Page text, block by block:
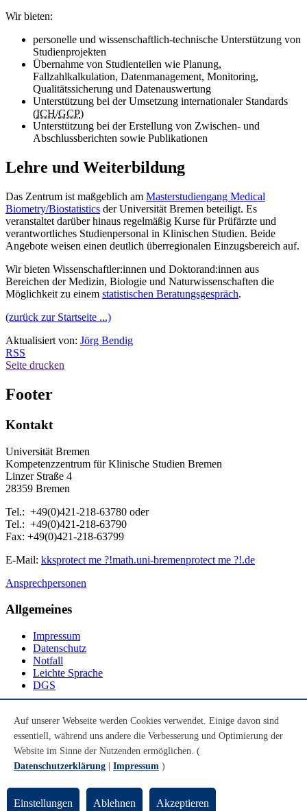
Wir bieten:
personelle und wissenschaftlich-technische Unterstützung von
Studienprojekten
Übernahme von Studienteilen wie Planung,
Fallzahlkalkulation, Datenmanagement, Monitoring,
Qualitätssicherung und Datenauswertung
Unterstützung bei der Umsetzung internationaler Standards
(ICH/GCP)
Unterstützung bei der Erstellung von Zwischen- und
Abschlussberichten sowie Publikationen
Lehre und Weiterbildung
Das Zentrum ist maßgeblich am Masterstudiengang Medical
Biometry/Biostatistics der Universität Bremen beteiligt. Es
veranstaltet darüber hinaus regelmäßig Kurse für Prüfärzte und
verantwortliches Studienpersonal in Klinischen Studien. Beide
Angebote weisen einen deutlich überregionalen Einzugsbereich auf.
Wir bieten Wissenschaftler:innen und Doktorand:innen aus
Bereichen der Medizin, Biologie und Naturwissenschaften die
Möglichkeit zu einem statistischen Beratungsgespräch.
(zurück zur Startseite ...)
Aktualisiert von: Jörg Bendig
RSS
Seite drucken
Footer
Kontakt
Universität Bremen
Kompetenzzentrum für Klinische Studien Bremen
Linzer Straße 4
28359 Bremen
Tel.: +49(0)421-218-63780 oder
Tel.: +49(0)421-218-63790
Fax: +49(0)421-218-63799
E-Mail: kksprotect me ?!math.uni-bremenprotect me ?!.de
Ansprechpersonen
Allgemeines
Impressum
Datenschutz
Notfall
Leichte Sprache
DGS
Youtube
Instagram
LinkedIn
© Universität Bremen 2026
Auf unserer Webseite werden Cookies verwendet. Einige davon sind
essentiell, während uns andere die Verbesserung und Optimierung der
Website im Sinne der Nutzenden ermöglichen. (
Datenschutzerklärung
Impressum )
Einstellungen Ablehnen Akzeptieren